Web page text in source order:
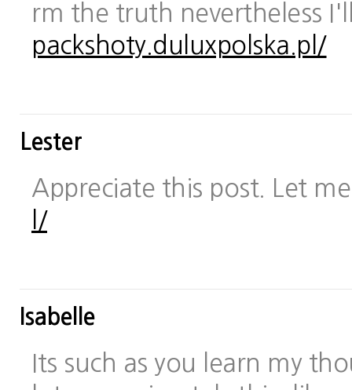
rm the truth nevertheless
packshoty.duluxpolska.pl/
Lester
Appreciate this post. Let
l/
Isabelle
Its such as you learn my